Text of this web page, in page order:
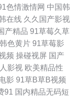
黄色在线观看网站 欧
线观看 a片专区 岛国
大片 东京热无套内射
比超碰 韩日日精 美
色情激情网 中国韩
在线 久久国产影视
产精品 91草莓久草
色黄片 91草莓影
频 操碰视屏 国产
影视 欧美精品性
影 91草B草B视频
91 国内精品无码短